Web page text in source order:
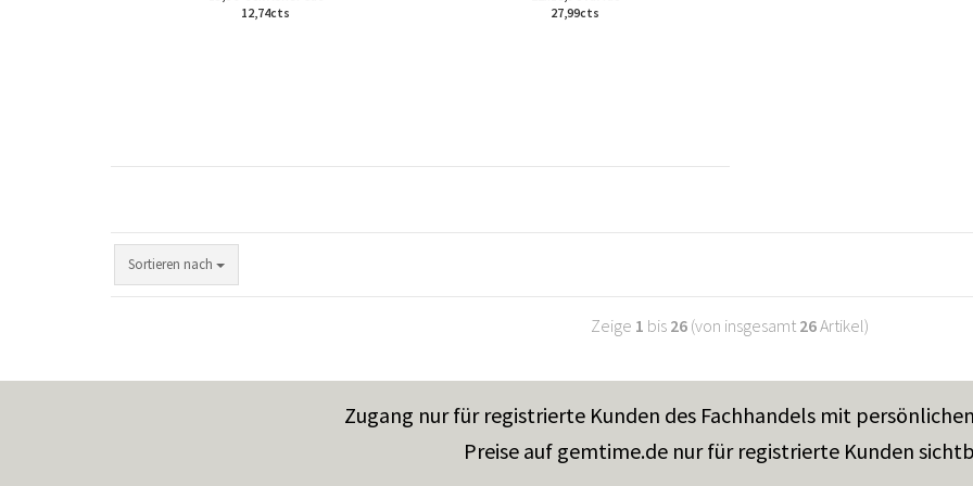
12,74cts
27,99cts
Sortieren nach
Zeige 1 bis 26 (von insgesamt 26Artikel)
Zugang nur für registrierte Kunden des Fachhandels mit
Preise auf gemtime.de nur für registrierte Kunden